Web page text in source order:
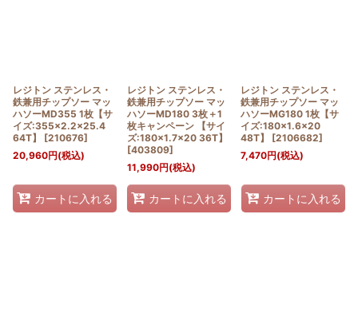
レジトン ステンレス・
鉄兼用チップソー マッ
ハソーMD355 1枚【サ
イズ:355×2.2×25.4
64T】
[210676]
20,960円(税込)
カートに入れる
レジトン ステンレス・
鉄兼用チップソー マッ
ハソーMD180 3枚＋1
枚キャンペーン 【サイ
ズ:180×1.7×20 36T】
[403809]
11,990円(税込)
カートに入れる
レジトン ステンレス・
鉄兼用チップソー マッ
ハソーMG180 1枚【サ
イズ:180×1.6×20
48T】
[2106682]
7,470円(税込)
カートに入れる